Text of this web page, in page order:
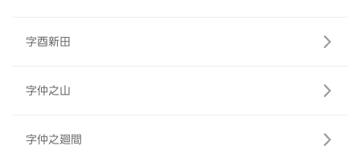
字酉新田
字仲之山
字仲之廻間